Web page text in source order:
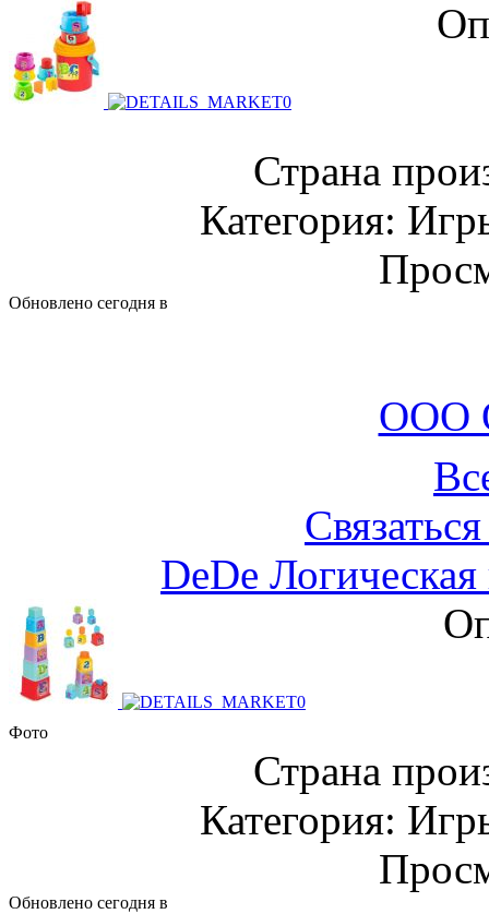
Страна
Категория:
Обновлено сегодня в
ООО
DeDe
Фото
Страна
Категория:
Обновлено сегодня в